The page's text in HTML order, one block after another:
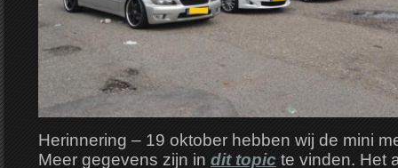
Herinnering – 19 oktober hebben wij de mini
Meer gegevens zijn in dit topic te vinden. Het